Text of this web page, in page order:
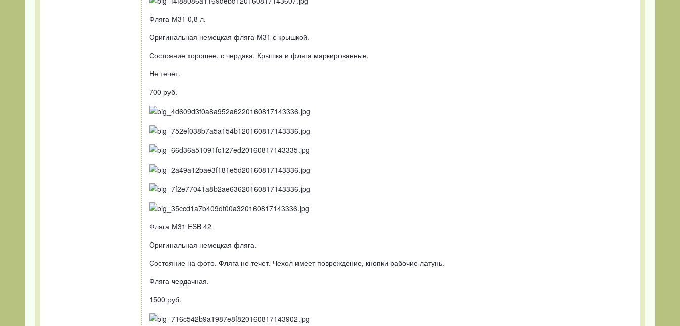
Фляга М31 0,8 л.
Оригинальная немецкая фляга М31 с крышкой.
Состояние хорошее, с чердака. Крышка и фляга маркированные.
Не течет.
700 руб.
Фляга М31 ESB 42
Оригинальная немецкая фляга.
Состояние на фото. Фляга не течет. Чехол имеет повреждение, кнопки рабочие латунь.
Фляга чердачная.
1500 руб.